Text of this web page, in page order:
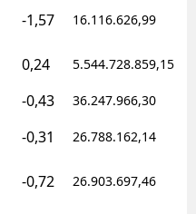
-1,57 16.116.626,99
0,24 5.544.728.859,15
-0,43 36.247.966,30
-0,31 26.788.162,14
-0,72 26.903.697,46